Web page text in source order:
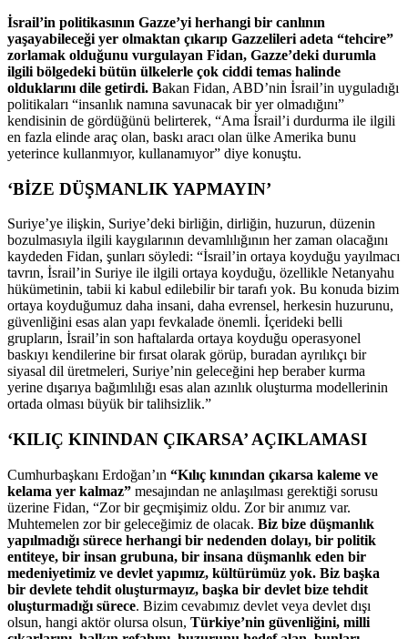
İsrail’in politikasının Gazze’yi herhangi bir canlının
yaşayabileceği yer olmaktan çıkarıp Gazzelileri adeta “tehcire”
zorlamak olduğunu vurgulayan Fidan, Gazze’deki durumla
ilgili bölgedeki bütün ülkelerle çok ciddi temas halinde
olduklarını dile getirdi. Bakan Fidan, ABD’nin İsrail’in uyguladığı
politikaları “insanlık namına savunacak bir yer olmadığını”
kendisinin de gördüğünü belirterek, “Ama İsrail’i durdurma ile ilgili
en fazla elinde araç olan, baskı aracı olan ülke Amerika bunu
yeterince kullanmıyor, kullanamıyor” diye konuştu.
‘BİZE DÜŞMANLIK YAPMAYIN’
Suriye’ye ilişkin, Suriye’deki birliğin, dirliğin, huzurun, düzenin
bozulmasıyla ilgili kaygılarının devamlılığının her zaman olacağını
kaydeden Fidan, şunları söyledi: “İsrail’in ortaya koyduğu yayılmacı
tavrın, İsrail’in Suriye ile ilgili ortaya koyduğu, özellikle Netanyahu
hükümetinin, tabii ki kabul edilebilir bir tarafı yok. Bu konuda bizim
ortaya koyduğumuz daha insani, daha evrensel, herkesin huzurunu,
güvenliğini esas alan yapı fevkalade önemli. İçerideki belli
grupların, İsrail’in son haftalarda ortaya koyduğu operasyonel
baskıyı kendilerine bir fırsat olarak görüp, buradan ayrılıkçı bir
siyasal dil üretmeleri, Suriye’nin geleceğini hep beraber kurma
yerine dışarıya bağımlılığı esas alan azınlık oluşturma modellerinin
ortada olması büyük bir talihsizlik.”
‘KILIÇ KININDAN ÇIKARSA’ AÇIKLAMASI
Cumhurbaşkanı Erdoğan’ın “Kılıç kınından çıkarsa kaleme ve
kelama yer kalmaz” mesajından ne anlaşılması gerektiği sorusu
üzerine Fidan, “Zor bir geçmişimiz oldu. Zor bir anımız var.
Muhtemelen zor bir geleceğimiz de olacak. Biz bize düşmanlık
yapılmadığı sürece herhangi bir nedenden dolayı, bir politik
entiteye, bir insan grubuna, bir insana düşmanlık eden bir
medeniyetimiz ve devlet yapımız, kültürümüz yok. Biz başka
bir devlete tehdit oluşturmayız, başka bir devlet bize tehdit
oluşturmadığı sürece. Bizim cevabımız devlet veya devlet dışı
olsun, hangi aktör olursa olsun, Türkiye’nin güvenliğini, milli